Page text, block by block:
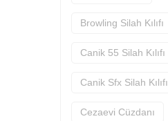
Browling Silah Kılıfı
Canik 55 Silah Kılıfı
Canik Sfx Silah Kılıfı
Cezaevi Cüzdanı